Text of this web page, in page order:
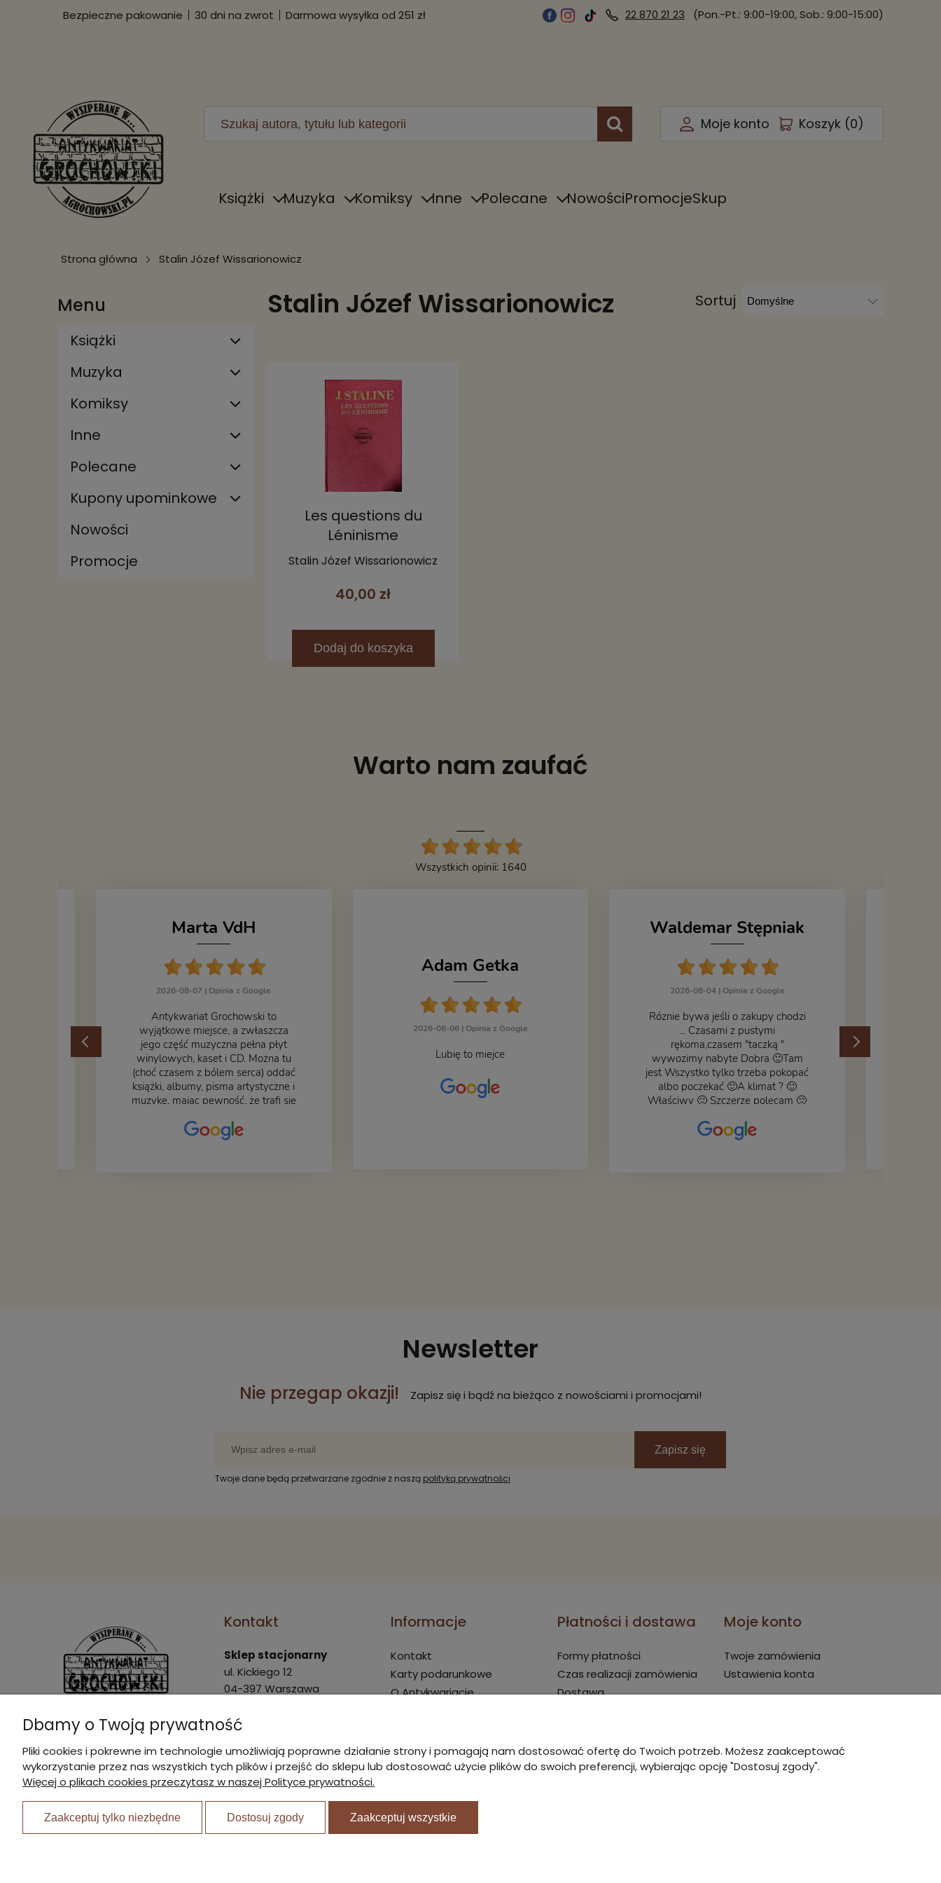
Bezpieczne pakowanie 30 dni na zwrot Darmowa wysyłka od 251 zł 22 870 21 23 (Pon.-Pt.: 9:00-19:00, Sob.: 9:00-15:00)
Moje konto Koszyk (0)
Książki Muzyka Komiksy Inne Polecane NowościPromocjeSkup
Strona główna Stalin Józef Wissarionowicz
Menu
Książki
Muzyka
Komiksy
Inne
Polecane
Kupony upominkowe
Nowości
Promocje
Stalin Józef Wissarionowicz Sortuj
Les questions du
Léninisme
Stalin Józef Wissarionowicz
40,00 zł
Dodaj do koszyka
Warto nam zaufać
Wszystkich opinii: 1640
Marta VdH
2026-08-07 | Opinia z Google
​Antykwariat Grochowski to
wyjątkowe miejsce, a zwłaszcza
jego część muzyczna pełna płyt
winylowych, kaset i CD. Można tu
(choć czasem z bólem serca) oddać
książki, albumy, pisma artystyczne i
muzykę, mając pewność, że trafi się
zdjęciu – nasze książki w trakcie
przepakowywania. Część
Adam Getka
2026-08-06 | Opinia z Google
Lubię to miejce
Waldemar Stępniak
2026-08-04 | Opinia z Google
Róznie bywa jeśli o zakupy chodzi
... Czasami z pustymi
rękoma,czasem "taczką "
wywozimy nabyte Dobra 🙂Tam
jest Wszystko tylko trzeba pokopać
albo poczekać 🙂A klimat ? 🙂
Właściwy 🙂 Szczerze polecam 🙂
do wystroju wnętrza... Się znajdzie
na bank 🙂
Newsletter
Nie przegap okazji! Zapisz się i bądź na bieżąco z nowościami i promocjami!
Zapisz się
Twoje dane będą przetwarzane zgodnie z naszą polityką prywatności
I Nagroda w plebiscycie:
Kontakt
Sklep stacjonarny
ul. Kickiego 12
04-397 Warszawa
Pon. - Pt.: 9:00 - 19:00
Sob.: 9:00 - 15:00
marek@agrochowski.pl
22 870 21 23
510 445 596
Informacje
Kontakt
Karty podarunkowe
O Antykwariacie
Regulamin
Polityka prywatności
Blog
Płatności i dostawa
Formy płatności
Czas realizacji zamówienia
Dostawa
Moje konto
Twoje zamówienia
Ustawienia konta
Dbamy o Twoją prywatność
Pliki cookies i pokrewne im technologie umożliwiają poprawne działanie strony i pomagają nam dostosować ofertę do Twoich potrzeb. Możesz zaakceptować
wykorzystanie przez nas wszystkich tych plików i przejść do sklepu lub dostosować użycie plików do swoich preferencji, wybierając opcję "Dostosuj zgody".
Więcej o plikach cookies przeczytasz w naszej Polityce prywatności.
Zaakceptuj tylko niezbędne Dostosuj zgody Zaakceptuj wszystkie